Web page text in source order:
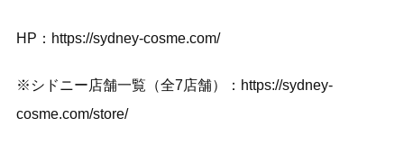
HP： https://sydney-cosme.com/
※シドニー店舗一覧（全7店舗）： https://sydney-
cosme.com/store/